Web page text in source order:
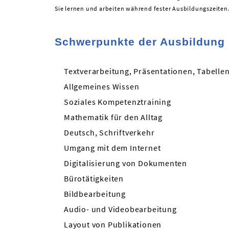
Sie lernen und arbeiten während fester Ausbildungszeiten.
Schwerpunkte der Ausbildung
Textverarbeitung, Präsentationen,
Allgemeines Wissen
Soziales Kompetenztraining
Mathematik für den Alltag
Deutsch, Schriftverkehr
Umgang mit dem Internet
Digitalisierung von Dokumenten
Bürotätigkeiten
Bildbearbeitung
Audio- und Videobearbeitung
Layout von Publikationen